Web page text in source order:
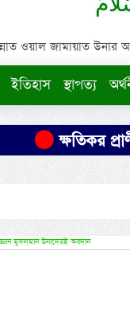
ওয়াল জামায়াত উনার
ইতিহাস স্থাপত্য
ক্ষতিকর প্রাণীর
মুসলমান উনাদেরই অবদান